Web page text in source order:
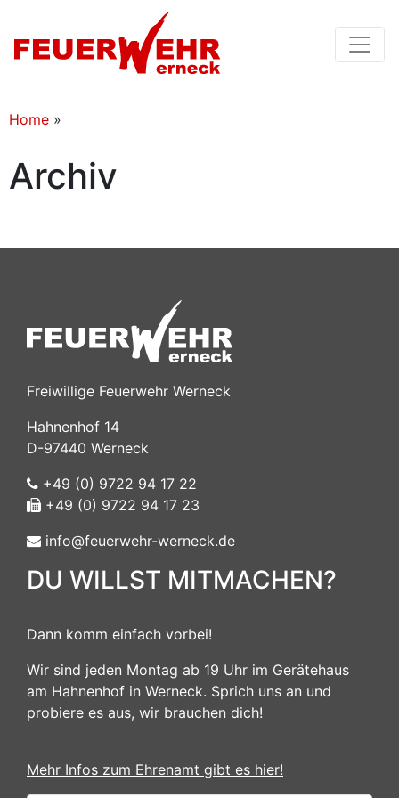
Home »
Archiv
Freiwillige Feuerwehr Werneck
Hahnenhof 14
D-97440 Werneck
+49 (0) 9722 94 17 22
+49 (0) 9722 94 17 23
info@feuerwehr-werneck.de
DU WILLST MITMACHEN?
Dann komm einfach vorbei!
Wir sind jeden Montag ab 19 Uhr im Gerätehaus
am Hahnenhof in Werneck. Sprich uns an und
probiere es aus, wir brauchen dich!
Mehr Infos zum Ehrenamt gibt es hier!